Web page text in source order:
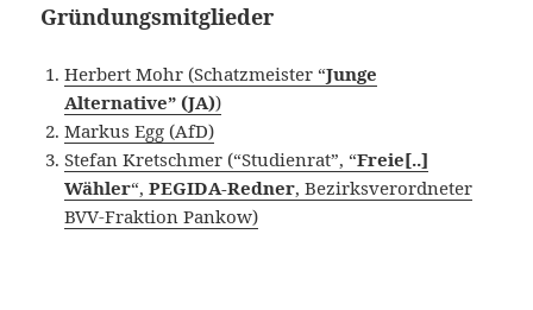
Gründungsmitglieder
Herbert Mohr (Schatzmeister “Junge
Alternative” (JA))
Markus Egg (AfD)
Stefan Kretschmer (“Studienrat”, “Freie[..]
Wähler“,PEGIDA-Redner, Bezirksverordneter
BVV-Fraktion Pankow)